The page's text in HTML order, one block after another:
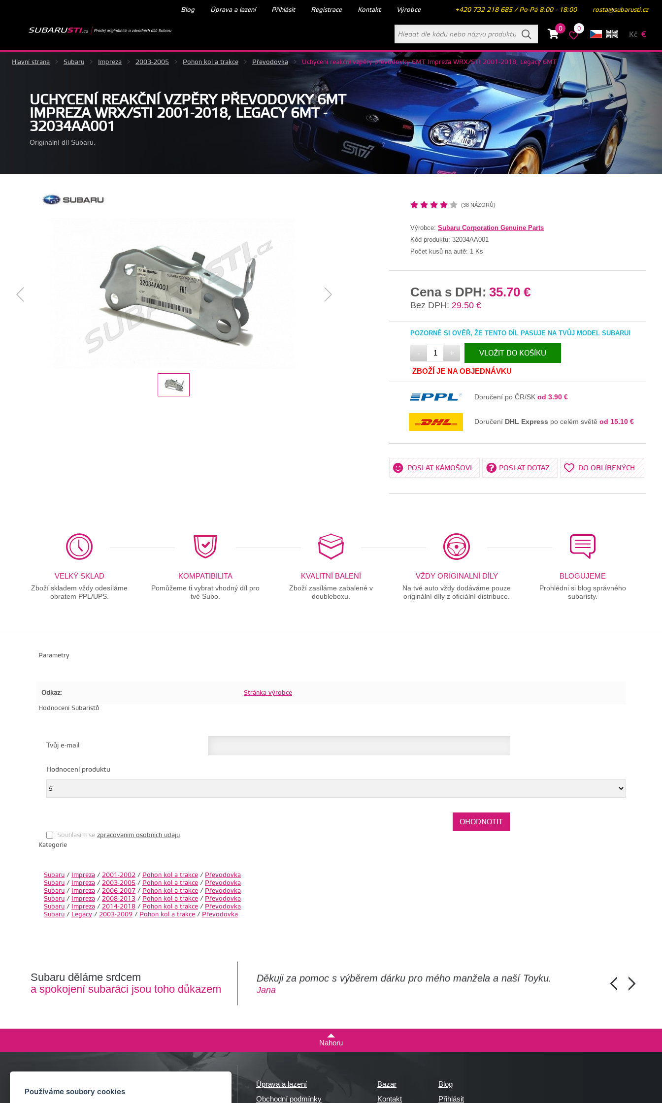
Používáme soubory cookies
Blog Úprava a lazení Přihlásit Registrace Kontakt Výrobce +420 732 218 685 / Po-Pá 8:00 - 18:00 rosta@subarusti.cz
0 0
Kč €
Hlavní strana > Subaru > Impreza > 2003-2005 > Pohon kol a trakce > Převodovka > Uchycení reakční vzpěry převodovky 6MT Impreza WRX/STI 2001-2018, Legacy 6MT
UCHYCENÍ REAKČNÍ VZPĚRY PŘEVODOVKY 6MT
IMPREZA WRX/STI 2001-2018, LEGACY 6MT -
32034AA001
Originální díl Subaru.
(38 NÁZORŮ)
Výrobce: Subaru Corporation Genuine Parts
Kód produktu: 32034AA001
Počet kusů na autě: 1 Ks
Cena s DPH: 35.70 €
Bez DPH: 29.50 €
POZORNĚ SI OVĚŘ, ŽE TENTO DÍL PASUJE NA TVŮJ MODEL SUBARU!
- + VLOŽIT DO KOŠÍKU
V KOŠÍKU
ZBOŽÍ JE NA OBJEDNÁVKU
Doručení po ČR/SK od 3.90 €
Doručení DHL Express po celém světě od 15.10 €
POSLAT KÁMOŠOVI POSLAT DOTAZ DO OBLÍBENÝCH
VELKÝ SKLAD
Zboží skladem vždy odesíláme
obratem PPL/UPS.
KOMPATIBILITA
Pomůžeme ti vybrat vhodný díl pro
tvé Subo.
KVALITNÍ BALENÍ
Zboží zasíláme zabalené v
doubleboxu.
VŽDY ORIGINALNÍ DÍLY
Na tvé auto vždy dodáváme pouze
originální díly z oficiální distribuce.
BLOGUJEME
Prohlédni si blog správného
subaristy.
Parametry
Odkaz:
Stránka výrobce
Hodnocení Subaristů
Tvůj e-mail
Hodnocení produktu
Souhlasim se zpracovanim osobnich udaju.
Kategorie
Subaru/ Impreza/ 2001-2002 / Pohon kol a trakce/ Převodovka
Subaru/ Impreza/ 2003-2005/ Pohon kol a trakce/ Převodovka
Subaru/ Impreza/ 2006-2007/ Pohon kol a trakce/ Převodovka
Subaru/ Impreza/ 2008-2013/ Pohon kol a trakce/ Převodovka
Subaru/ Impreza/ 2014-2018/ Pohon kol a trakce/ Převodovka
Subaru/ Legacy/ 2003-2009/ Pohon kol a trakce/ Převodovka
Subaru děláme srdcem
a spokojení subaráci jsou toho důkazem
Děkuji za pomoc s výběrem dárku pro mého manžela a naší Toyku.
Jana
Chlapi, moc
Honza Pánka,
Nahoru
+420 732 218 685
Úprava a lazení
Obchodní podmínky
Bazar
Kontakt
Blog
Přihlásit